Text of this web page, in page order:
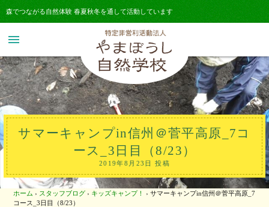
森でつながる自然体験 春夏秋冬を通して活動しています
menu
サマーキャンプin信州＠菅平高原_7コ
ース_3日目（8/23）
2019年8月23日 投稿
ホーム › スタッフブログ › キッズキャンプ！ › サマーキャンプin信州＠菅平高原_7
コース_3日目（8/23）